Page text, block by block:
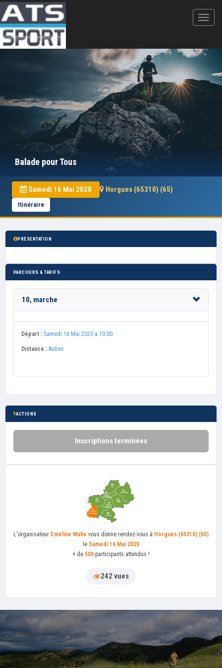
Balade pour Tous
Samedi 16 Mai 2020 Horgues (65310) (65)
Itinéraire
PRÉSENTATION
PARCOURS & TARIFS
10, marche
Départ : Samedi 16 Mai 2020 à 10:00
Distance : Autres
ACTIONS
Inscriptions terminées
L'organisateur Emeline Mahe vous donne rendez-vous à Horgues (65310) (65)
le Samedi 16 Mai 2020
+ de 500 participants attendus !
242 vues